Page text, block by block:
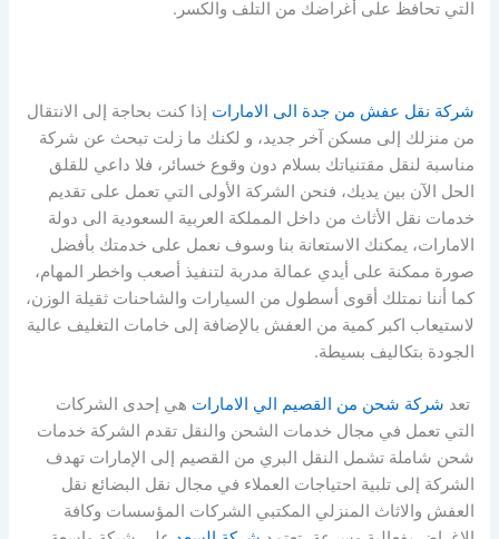
التي تحافظ على أغراضك من التلف والكسر.
شركة نقل عفش من جدة الى الامارات إذا كنت بحاجة إلى الانتقال
من منزلك إلى مسكن آخر جديد، و لكنك ما زلت تبحث عن شركة
مناسبة لنقل مقتنياتك بسلام دون وقوع خسائر، فلا داعي للقلق
الحل الآن بين يديك، فنحن الشركة الأولى التي تعمل على تقديم
خدمات نقل الأثاث من داخل المملكة العربية السعودية الى دولة
الامارات، يمكنك الاستعانة بنا وسوف نعمل على خدمتك بأفضل
صورة ممكنة على أيدي عمالة مدربة لتنفيذ أصعب واخطر المهام،
كما أننا نمتلك أقوى أسطول من السيارات والشاحنات ثقيلة الوزن،
لاستيعاب اكبر كمية من العفش بالإضافة إلى خامات التغليف عالية
الجودة بتكاليف بسيطة.
تعد شركة شحن من القصيم الي الامارات هي إحدى الشركات
التي تعمل في مجال خدمات الشحن والنقل تقدم الشركة خدمات
شحن شاملة تشمل النقل البري من القصيم إلى الإمارات تهدف
الشركة إلى تلبية احتياجات العملاء في مجال نقل البضائع نقل
العفش والاثاث المنزلي المكتبي الشركات المؤسسات وكافة